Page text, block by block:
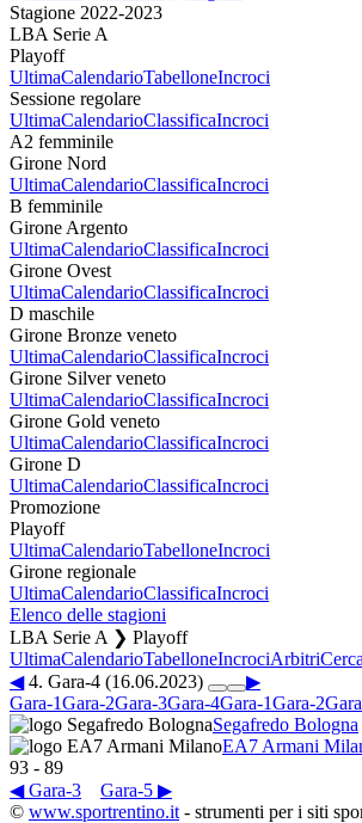
Stagione 2022-2023
LBA Serie A
Playoff
UltimaCalendarioTabelloneIncroci
Sessione regolare
UltimaCalendarioClassificaIncroci
A2 femminile
Girone Nord
UltimaCalendarioClassificaIncroci
B femminile
Girone Argento
UltimaCalendarioClassificaIncroci
Girone Ovest
UltimaCalendarioClassificaIncroci
D maschile
Girone Bronze veneto
UltimaCalendarioClassificaIncroci
Girone Silver veneto
UltimaCalendarioClassificaIncroci
Girone Gold veneto
UltimaCalendarioClassificaIncroci
Girone D
UltimaCalendarioClassificaIncroci
Promozione
Playoff
UltimaCalendarioTabelloneIncroci
Girone regionale
UltimaCalendarioClassificaIncroci
Elenco delle stagioni
LBA Serie A ❯ Playoff
UltimaCalendarioTabelloneIncrociArbitriCerca
◀4. Gara-4 (16.06.2023)
▶
Gara-1Gara-2Gara-3Gara-4Gara-1Gara-2
Segafredo Bologna
EA7 Armani
93 - 89
◀ Gara-3
Gara-5 ▶
© www.sportrentino.it - strumenti per i siti